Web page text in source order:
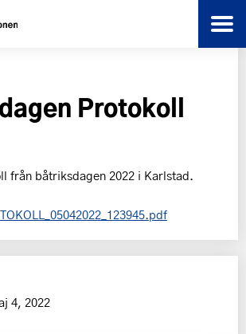
Protokoll
från båtriksdagen 2022 i Karlstad.
4, 2022